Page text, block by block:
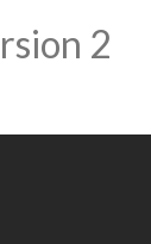
2